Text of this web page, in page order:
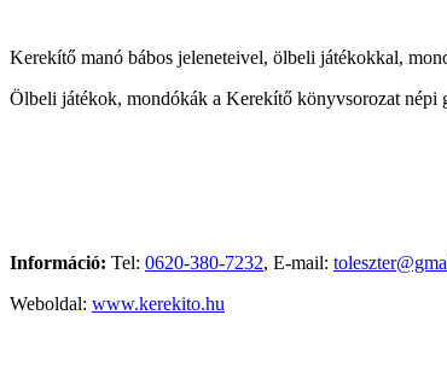
Kerekítő manó bábos jeleneteivel, ölbeli játékokkal,
Ölbeli játékok, mondókák a Kerekítő könyvsorozat népi
Információ: Tel: 0620-380-7232, E-mail:
Weboldal: www.kerekito.hu